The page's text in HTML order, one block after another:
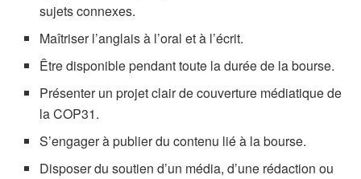
sujets connexes.
Maîtriser l’anglais à l’oral et à l’écrit.
Être disponible pendant toute la durée de la bourse.
Présenter un projet clair de couverture médiatique de
la COP31.
S’engager à publier du contenu lié à la bourse.
Disposer du soutien d’un média, d’une rédaction ou